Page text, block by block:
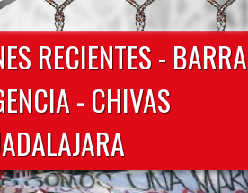
RECIENTES - BARRA
- CHIVAS